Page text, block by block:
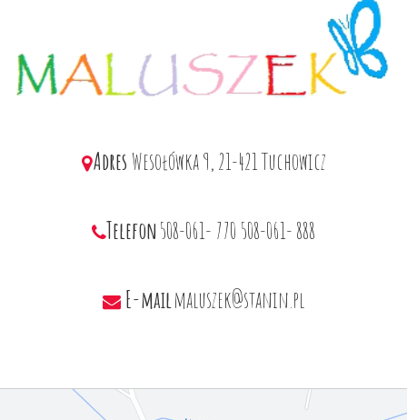
Adres Wesołówka 9, 21-421 Tuchowicz
Telefon508-061- 770 508-061- 888
E-mail maluszek@stanin.pl